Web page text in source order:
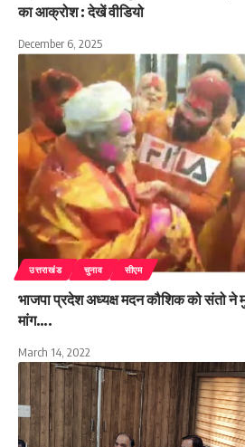
का आक्रोश : देखें वीडियो
December 6, 2025
उत्तराखंड चुनाव सीएम
भाजपा प्रदेश अध्यक्ष मदन कौशिक को संतो ने
मांग….
March 14, 2022